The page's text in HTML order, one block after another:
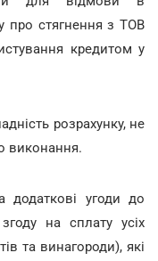
про стягнення з ТОВ
кредитом у
розрахунку, не
виконання.
додаткові угоди до
на сплату усіх
та винагороди), які